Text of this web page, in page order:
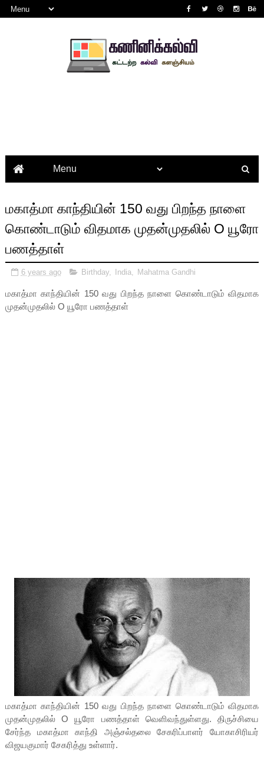
மகாத்மா காந்தியின் 150 வது பிறந்த நாளை
கொண்டாடும் விதமாக முதன்முதலில் O யூரோ
பணத்தாள்
6 years ago Birthday, India Mahatma Gandhi
மகாத்மா காந்தியின் 150 வது பிறந்த நாளை கொண்டாடும் விதமாக
முதன்முதலில் O யூரோ பணத்தாள்
மகாத்மா காந்தியின் 150 வது பிறந்த நாளை கொண்டாடும் விதமாக
முதன்முதலில் O யூரோ பணத்தாள் வெளிவந்துள்ளது. திருச்சியை
சேர்ந்த மகாத்மா காந்தி அஞ்சல்தலை சேகரிப்பாளர் யோகாசிரியர்
விஜயகுமார் சேகரித்து உள்ளார்.